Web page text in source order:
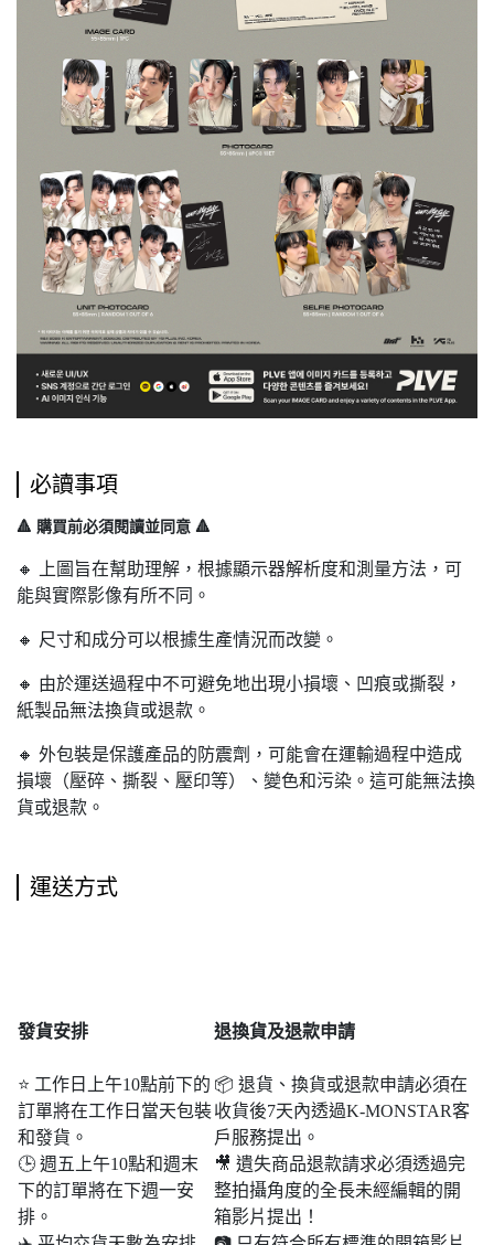
必讀事項
🔺 購買前必須閱讀並同意 🔺
🔸 上圖旨在幫助理解，根據顯示器解析度和測量方法，可
能與實際影像有所不同。
🔸 尺寸和成分可以根據生產情況而改變。
🔸 由於運送過程中不可避免地出現小損壞、凹痕或撕裂，
紙製品無法換貨或退款。
🔸 外包裝是保護產品的防震劑，可能會在運輸過程中造成
損壞（壓碎、撕裂、壓印等）、變色和污染。這可能無法換
貨或退款。
運送方式
發貨安排
⭐ 工作日上午10點前下的
訂單將在工作日當天包裝
和發貨。
🕒 週五上午10點和週末​​
下的訂單將在下週一安
排。
退換貨及退款申請
📦 退貨、換貨或退款申請必須在
收貨後7天內透過K-MONSTAR客
戶服務提出。
🎥 遺失商品退款請求必須透過完
整拍攝角度的全長未經編輯的開
箱影片提出！